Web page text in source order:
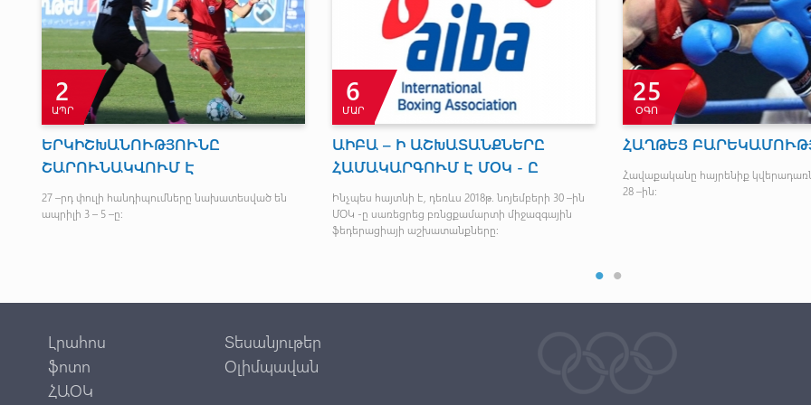
2
ԱՊՐ
ԵՐԿԻՇԽԱՆՈՒԹՅՈՒՆԸ
ՇԱՐՈՒՆԱԿՎՈՒՄ Է
27 –րդ փուլի հանդիպումները նախատեսված են
ապրիլի 3 – 5 –ը:
6
ՄԱՐ
ԱԻԲԱ – Ի ԱՇԽԱՏԱՆՔՆԵՐԸ
ՀԱՄԱԿԱՐԳՈՒՄ Է ՄՕԿ - Ը
Ինչպես հայտնի է, դեռևս 2018թ. նոյեմբերի 30 –ին
ՄՕԿ -ը սառեցրեց բռնցքամարտի միջազգային
ֆեդերացիայի աշխատանքները:
25
ՕԳՈ
ՀԱՂԹԵՑ
Հավաքականը հայրենիք
28 –ին։
Լրահոս
Տեսանյութեր
ֆոտո
Օլիմպավան
ՀԱՕԿ